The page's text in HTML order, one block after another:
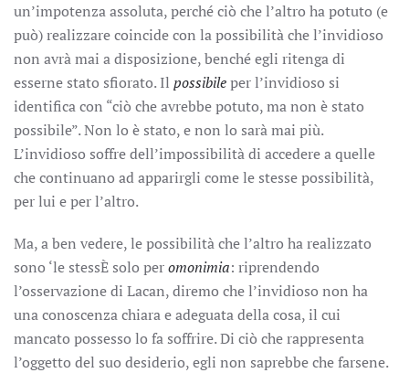
un’impotenza assoluta, perché ciò che l’altro ha potuto (e
può) realizzare coincide con la possibilità che l’invidioso
non avrà mai a disposizione, benché egli ritenga di
esserne stato sfiorato. Il possibileper l’invidioso si
identifica con “ciò che avrebbe potuto, ma non è stato
possibile”. Non lo è stato, e non lo sarà mai più.
L’invidioso soffre dell’impossibilità di accedere a quelle
che continuano ad apparirgli come le stesse possibilità,
per lui e per l’altro.
Ma, a ben vedere, le possibilità che l’altro ha realizzato
sono ‘le stessÈ solo peromonimia: riprendendo
l’osservazione di Lacan, diremo che l’invidioso non ha
una conoscenza chiara e adeguata della cosa, il cui
mancato possesso lo fa soffrire. Di ciò che rappresenta
l’oggetto del suo desiderio, egli non saprebbe che farsene.